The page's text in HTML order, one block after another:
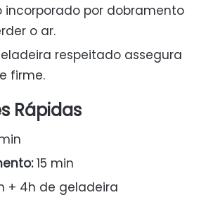
incorporado por dobramento
o ar.
respeitado assegura
firme.
Rápidas
15 min
+ 4h de geladeira